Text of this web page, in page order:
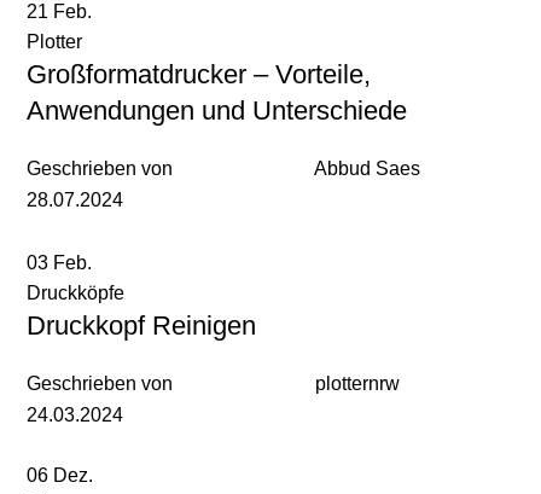
21 Feb.
Plotter
Großformatdrucker – Vorteile,
Anwendungen und Unterschiede
Geschrieben von
Abbud Saes
28.07.2024
03 Feb.
Druckköpfe
Druckkopf Reinigen
Geschrieben von
plotternrw
24.03.2024
06 Dez.